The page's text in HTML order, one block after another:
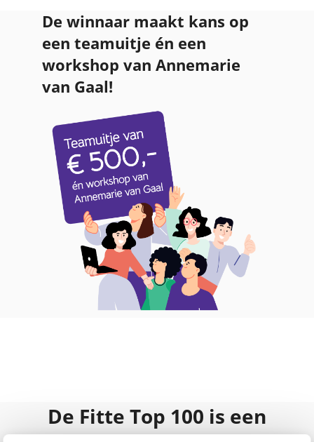
De winnaar maakt kans op
een teamuitje én een
workshop van Annemarie
van Gaal!
De Fitte Top 100 is een